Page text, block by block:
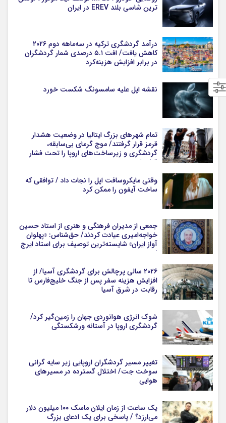
ترین شاسی بلند EREV در ایران
درآمد گردشگری ترکیه در سه‌ماهه دوم ۲۰۲۶
کاهش یافت/ افت ۵.۱ درصدی شمار گردشگران
در برابر افزایش هزینه‌کرد
نقشه اپل علیه سامسونگ شکست خورد
تمام شهرهای بزرگ ایتالیا در وضعیت هشدار
قرمز قرار گرفتند/ موج گرمای بی‌سابقه،
گردشگری و زیرساخت‌های اروپا را تحت فشار
قرار داد
وقتی مایکروسافت اپل را نجات داد / توافقی که
ساخت آیفون را ممکن کرد
جمعی از مدیران فرهنگی و هنری از استاد حسین
خواجه‌امیری عیادت کردند/ حق‌شناس: «پهلوان
آواز ایران» شایسته‌ترین توصیف برای استاد ایرج
است
۲۰۲۶ سالی پرچالش برای گردشگری آسیا/ از
افزایش هزینه سفر پس از جنگ خلیج‌فارس تا
رقابت در شرق آسیا
شوک انرژی هوانوردی جهان را زمین‌گیر کرد/
گردشگری اروپا در آستانه ورشکستگی
تغییر مسیر گردشگران اروپایی زیر سایه گرانی
سوخت جت/ اختلال گسترده در مسیرهای
هوایی
یک ساعت از زمان ایلان ماسک ۱۰۰ میلیون دلار
می‌ارزد؟ / پاسخی برای یک ادعای بزرگ